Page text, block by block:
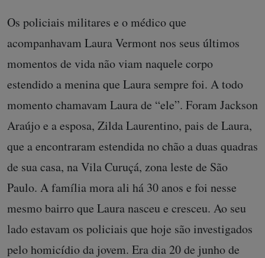
Os policiais militares e o médico que
acompanhavam Laura Vermont nos seus últimos
momentos de vida não viam naquele corpo
estendido a menina que Laura sempre foi. A todo
momento chamavam Laura de “ele”. Foram Jackson
Araújo e a esposa, Zilda Laurentino, pais de Laura,
que a encontraram estendida no chão a duas quadras
de sua casa, na Vila Curuçá, zona leste de São
Paulo. A família mora ali há 30 anos e foi nesse
mesmo bairro que Laura nasceu e cresceu. Ao seu
lado estavam os policiais que hoje são investigados
pelo homicídio da jovem. Era dia 20 de junho de